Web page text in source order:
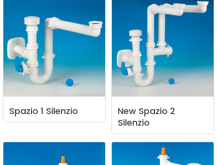
Spazio 1 Silenzio New Spazio 2
Silenzio